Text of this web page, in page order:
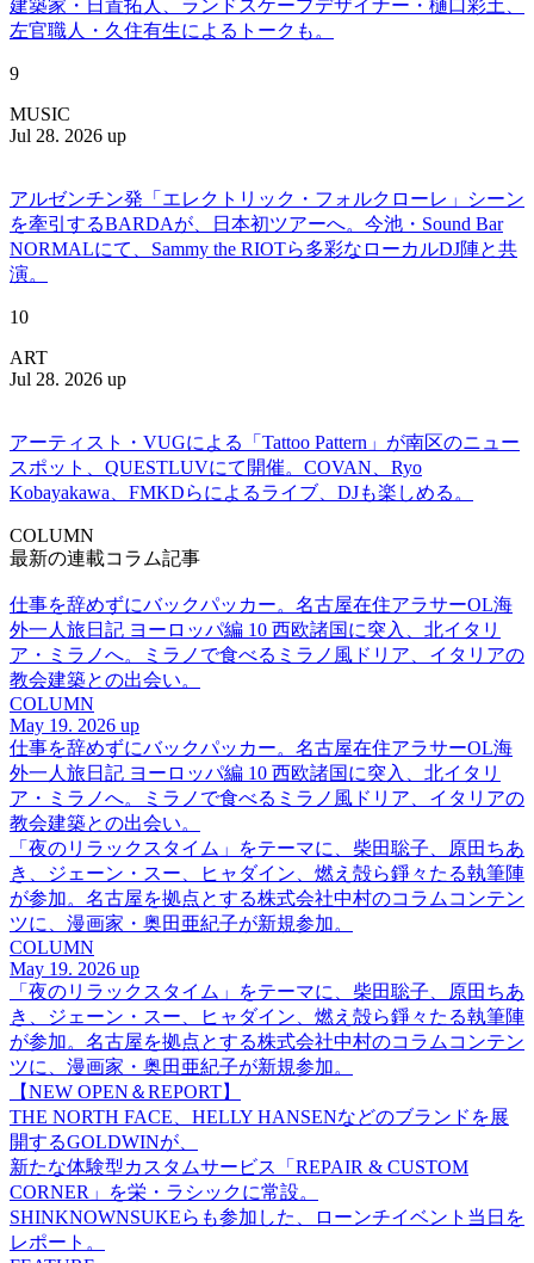
建築家・日置拓人、ランドスケープデザイナー・樋口彩土、
左官職人・久住有生によるトークも。
9
MUSIC
Jul 28. 2026 up
アルゼンチン発「エレクトリック・フォルクローレ」シーン
を牽引するBARDAが、日本初ツアーへ。今池・Sound Bar
NORMALにて、Sammy the RIOTら多彩なローカルDJ陣と共
演。
10
ART
Jul 28. 2026 up
アーティスト・VUGによる「Tattoo Pattern」が南区のニュー
スポット、QUESTLUVにて開催。COVAN、Ryo
Kobayakawa、FMKDらによるライブ、DJも楽しめる。
COLUMN
最新の連載コラム記事
仕事を辞めずにバックパッカー。名古屋在住アラサーOL海
外一人旅日記 ヨーロッパ編 10 西欧諸国に突入、北イタリ
ア・ミラノへ。ミラノで食べるミラノ風ドリア、イタリアの
教会建築との出会い。
COLUMN
May 19. 2026 up
仕事を辞めずにバックパッカー。名古屋在住アラサーOL海
外一人旅日記 ヨーロッパ編 10 西欧諸国に突入、北イタリ
ア・ミラノへ。ミラノで食べるミラノ風ドリア、イタリアの
教会建築との出会い。
「夜のリラックスタイム」をテーマに、柴田聡子、原田ちあ
き、ジェーン・スー、ヒャダイン、燃え殻ら錚々たる執筆陣
が参加。名古屋を拠点とする株式会社中村のコラムコンテン
ツに、漫画家・奥田亜紀子が新規参加。
COLUMN
May 19. 2026 up
「夜のリラックスタイム」をテーマに、柴田聡子、原田ちあ
き、ジェーン・スー、ヒャダイン、燃え殻ら錚々たる執筆陣
が参加。名古屋を拠点とする株式会社中村のコラムコンテン
ツに、漫画家・奥田亜紀子が新規参加。
【NEW OPEN＆REPORT】
THE NORTH FACE、HELLY HANSENなどのブランドを展
開するGOLDWINが、
新たな体験型カスタムサービス「REPAIR & CUSTOM
CORNER」を栄・ラシックに常設。
SHINKNOWNSUKEらも参加した、ローンチイベント当日を
レポート。